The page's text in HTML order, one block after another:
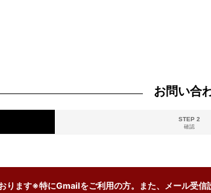
お問い合
STEP 2
確認
ります※特にGmailをご利用の方。また、メール受